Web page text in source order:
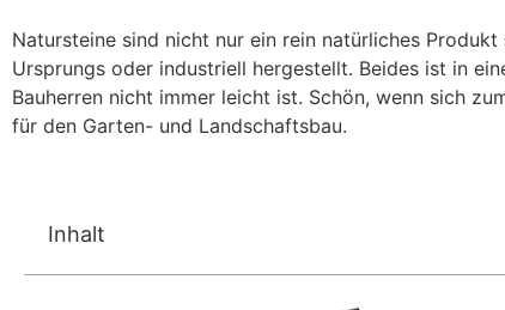
Natursteine sind nicht nur ein rein natürliches
Ursprungs oder industriell hergestellt. Beides ist in
Bauherren nicht immer leicht ist. Schön, wenn sich
für den Garten- und Landschaftsbau.
Inhalt